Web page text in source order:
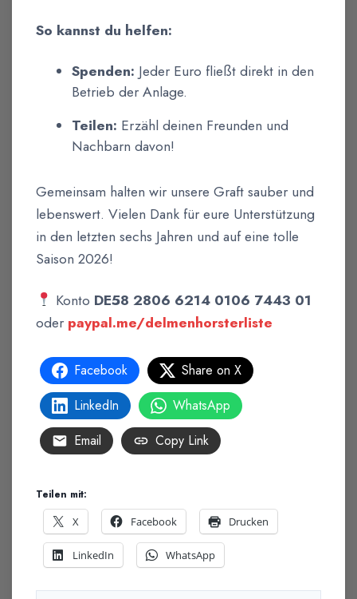
So kannst du helfen:
Spenden: Jeder Euro fließt direkt in den
Betrieb der Anlage.
Teilen: Erzähl deinen Freunden und
Nachbarn davon!
Gemeinsam halten wir unsere Graft sauber und
lebenswert. Vielen Dank für eure Unterstützung
in den letzten sechs Jahren und auf eine tolle
Saison 2026!
Konto DE58 2806 6214 0106 7443 01
oder paypal.me/delmenhorsterliste
Facebook
Share on X
LinkedIn
WhatsApp
Email
Copy Link
Teilen mit:
X
Facebook Drucken
LinkedIn WhatsApp